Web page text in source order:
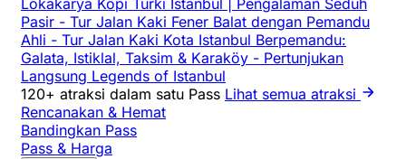
Lokakarya Kopi Turki Istanbul | Pengalaman Seduh
Pasir - Tur Jalan Kaki Fener Balat dengan Pemandu
Ahli - Tur Jalan Kaki Kota Istanbul Berpemandu:
Galata, Istiklal, Taksim & Karaköy - Pertunjukan
Langsung Legends of Istanbul
120+ atraksi dalam satu Pass Lihat semua atraksi
Rencanakan & Hemat
Bandingkan Pass
Pass & Harga